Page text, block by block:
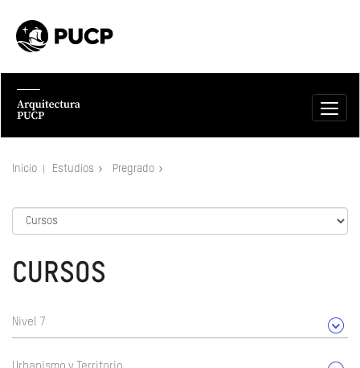
Inicio Estudios Pregrado
CURSOS
Nivel 7